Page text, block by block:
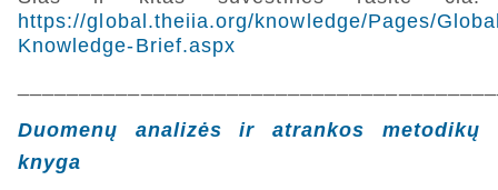
https://global.theiia.org/knowledge/Pages/
Knowledge-Brief.aspx
Duomenų analizės ir atrankos metodikų
knyga